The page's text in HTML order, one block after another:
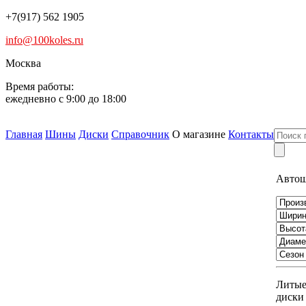
+7(917) 562 1905
info@100koles.ru
Москва
Время работы:
ежедневно с 9:00 до 18:00
Главная Шины Диски Справочник О магазине Контакты
Литые
диски